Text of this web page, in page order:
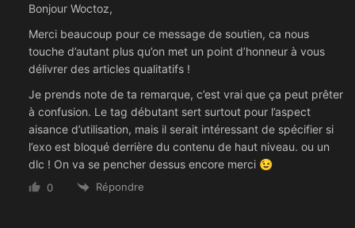
Bonjour Woctoz,
Merci beaucoup pour ce message de soutien, ca nous
touche d’autant plus qu’on met un point d’honneur à vous
délivrer des articles qualitatifs !
Je prends note de ta remarque, c’est vrai que ça peut prêter
à confusion. Le tag débutant sert surtout pour l’aspect
aisance d’utilisation, mais il serait intéressant de spécifier si
l’exo est bloqué derrière du contenu de haut niveau. ou un
dlc ! On va se pencher dessus encore merci 😉
0 Répondre